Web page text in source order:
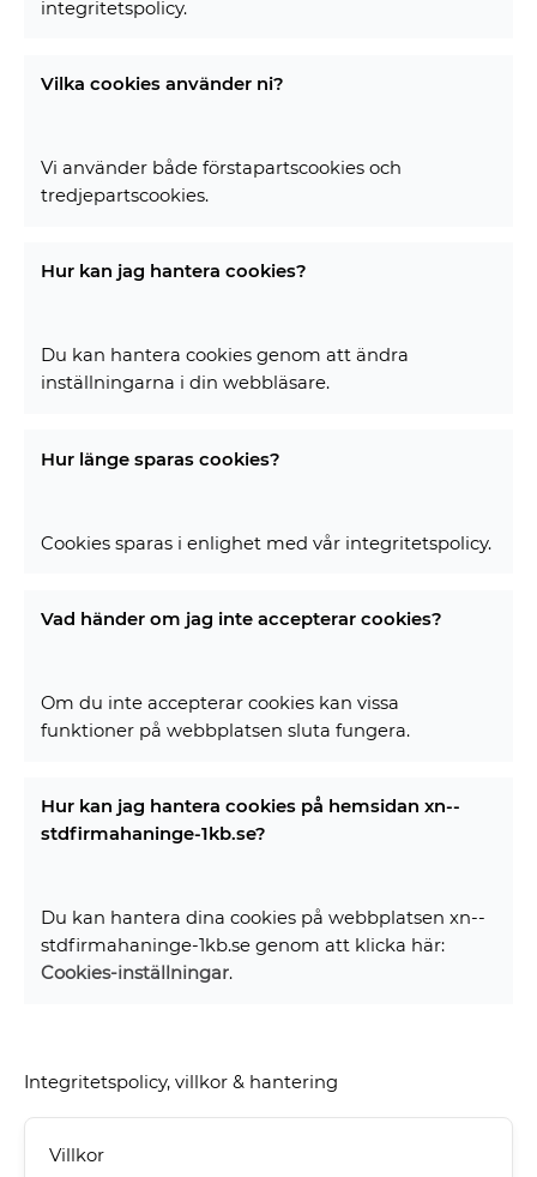
integritetspolicy.
Vilka cookies använder ni?
Vi använder både förstapartscookies och
tredjepartscookies.
Hur kan jag hantera cookies?
Du kan hantera cookies genom att ändra
inställningarna i din webbläsare.
Hur länge sparas cookies?
Cookies sparas i enlighet med vår integritetspolicy.
Vad händer om jag inte accepterar cookies?
Om du inte accepterar cookies kan vissa
funktioner på webbplatsen sluta fungera.
Hur kan jag hantera cookies på hemsidan xn--
stdfirmahaninge-1kb.se?
Du kan hantera dina cookies på webbplatsen xn--
stdfirmahaninge-1kb.se genom att klicka här:
Cookies-inställningar.
Integritetspolicy, villkor & hantering
Villkor